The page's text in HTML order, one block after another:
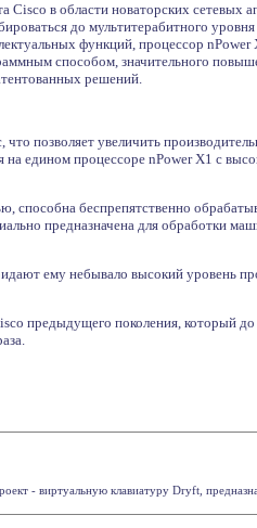
Cisco в области новаторских сетевых
до мультитерабитного
функций, процессор nPower
способом, значительного
решений.
позволяет увеличить
едином процессоре nPower X1 с
способна беспрепятственно
предназначена для обработки
ему небывало высокий уровень
предыдущего поколения, который
- виртуальную клавиатуру Dryft,